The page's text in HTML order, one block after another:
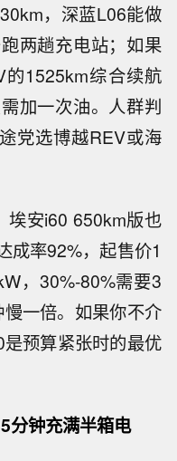
，深蓝L06能做
两趟充电站；如果
1525km综合续航
加一次油。人群判
党选博越REV或海
埃安i60 650km版也
成率92%，起售价1
，30%-80%需要3
一倍。如果你不介
预算紧张时的最优
分钟充满半箱电